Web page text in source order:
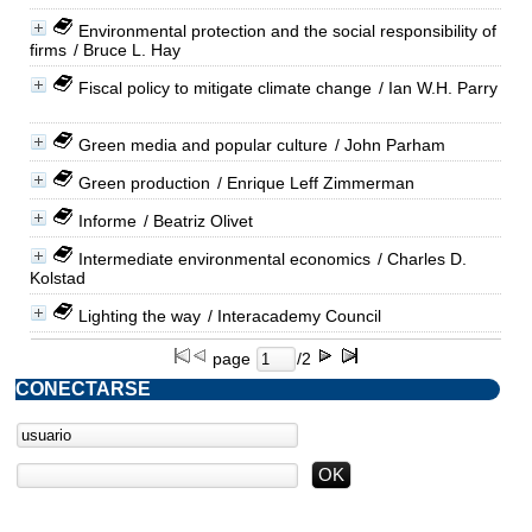
Environmental protection and the social responsibility of
firms / Bruce L. Hay
Fiscal policy to mitigate climate change / Ian W.H. Parry
Green media and popular culture / John Parham
Green production / Enrique Leff Zimmerman
Informe / Beatriz Olivet
Intermediate environmental economics / Charles D.
Kolstad
Lighting the way / Interacademy Council
page /2
CONECTARSE